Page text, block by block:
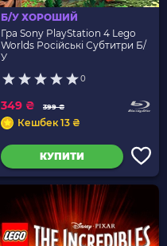
Б/У ХОРОШИЙ
Гра Sony PlayStation 4 Lego
Worlds Російські Субтитри Б/
У
0
399 ₴
349 ₴
Кешбек 13 ₴
КУПИТИ